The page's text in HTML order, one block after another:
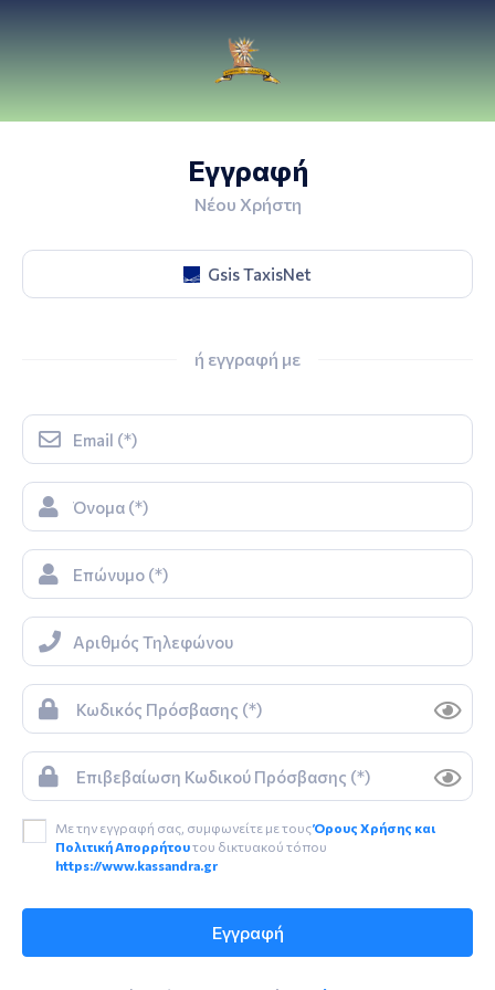
Εγγραφή
Νέου Χρήστη
Gsis TaxisNet
ή εγγραφή με
Με την εγγραφή σας, συμφωνείτε με τουςΌρους Χρήσης και
Πολιτική Απορρήτουτου δικτυακού τόπου
https://www.kassandra.gr
Εγγραφή